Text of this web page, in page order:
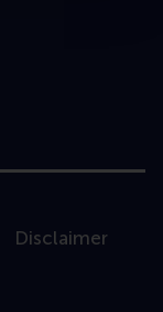
Disclaimer